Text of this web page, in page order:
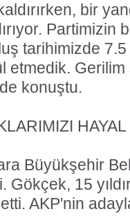
bir
Partimizin
tarihimizde 7.5
etmedik.
konuştu.
Büyükşehir
Gökçek, 15
AKP'nin